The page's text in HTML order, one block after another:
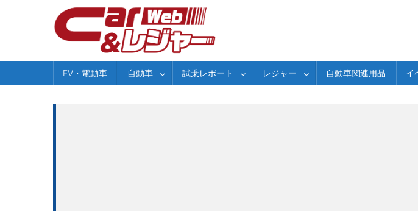
EV・電動車 自動車 試乗レポート レジャー 自動車関連用品 イ